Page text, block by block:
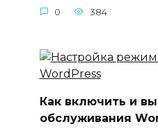
0 384
Как включить и
обслуживания